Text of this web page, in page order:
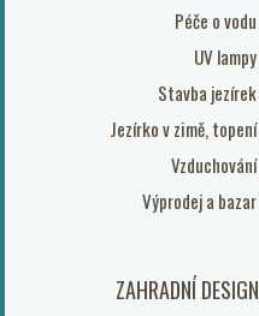
Péče o vodu
UV lampy
Stavba jezírek
Jezírko v zimě, topení
Vzduchování
Výprodej a bazar
ZAHRADNÍ DESIGN